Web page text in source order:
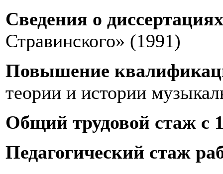
Сведения о диссертациях
Стравинского» (1991)
Повышение
теории и истории
Общий трудовой стаж с
Педагогический стаж